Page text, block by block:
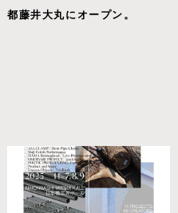
都藤井大丸にオープン。